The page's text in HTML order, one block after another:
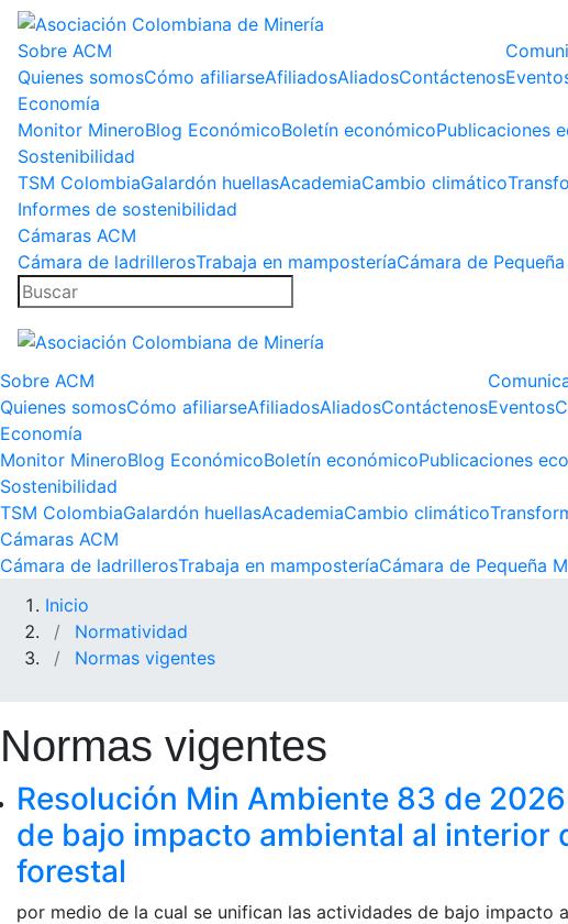
Sobre ACM
Quienes somosCómo afiliarseAfiliadosAliadosContáctenos
Economía
Monitor MineroBlog EconómicoBoletín económicoPublicaciones
Sostenibilidad
TSM ColombiaGalardón huellasAcademiaCambio climático
Informes de sostenibilidad
Cámaras ACM
Cámara de ladrillerosTrabaja en mamposteríaCámara de
Sobre ACM
Quienes somosCómo afiliarseAfiliadosAliadosContáctenosEventos
Economía
Monitor MineroBlog EconómicoBoletín económicoPublicaciones
Sostenibilidad
TSM ColombiaGalardón huellasAcademiaCambio climático
Cámaras ACM
Cámara de ladrillerosTrabaja en mamposteríaCámara de Pequeña
Inicio
Normatividad
Normas vigentes
Normas vigentes
Resolución Min Ambiente 83 de
de bajo impacto ambiental al interior
forestal
por medio de la cual se unifican las actividades de bajo impacto